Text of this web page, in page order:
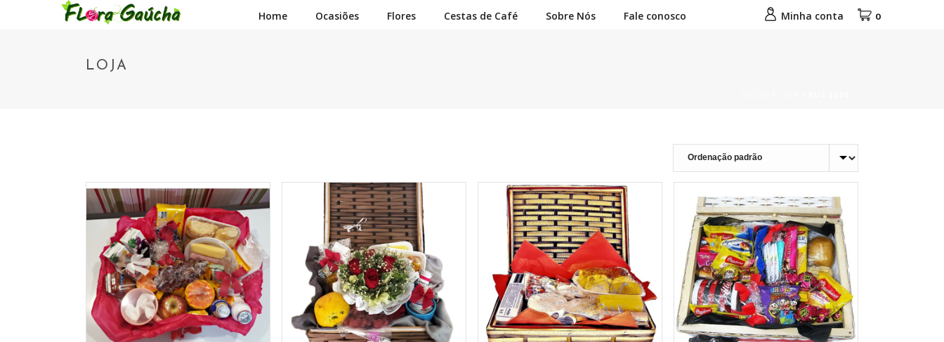
Home Ocasiões Flores Cestas de Café Sobre Nós Fale conosco Minha conta 0
LOJA